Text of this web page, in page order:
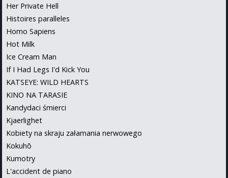
Her Private Hell
Histoires paralleles
Homo Sapiens
Hot Milk
Ice Cream Man
If I Had Legs I'd Kick You
KATSEYE: WILD HEARTS
KINO NA TARASIE
Kandydaci śmierci
Kjaerlighet
Kobiety na skraju załamania nerwowego
Kokuhō
Kumotry
L'accident de piano